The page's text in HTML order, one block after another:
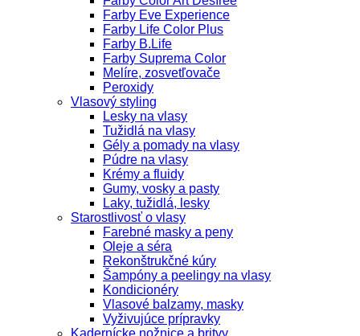
Farby Eve Experience
Farby Life Color Plus
Farby B.Life
Farby Suprema Color
Melíre, zosvetľovače
Peroxidy
Vlasový styling
Lesky na vlasy
Tužidlá na vlasy
Gély a pomady na vlasy
Púdre na vlasy
Krémy a fluidy
Gumy, vosky a pasty
Laky, tužidlá, lesky
Starostlivosť o vlasy
Farebné masky a peny
Oleje a séra
Rekonštrukčné kúry
Šampóny a peelingy na vlasy
Kondicionéry
Vlasové balzamy, masky
Vyživujúce prípravky
Kadernícke nožnice a britvy